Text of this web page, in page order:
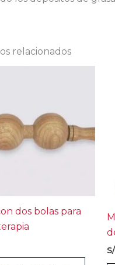
relacionados
dos bolas para
S/